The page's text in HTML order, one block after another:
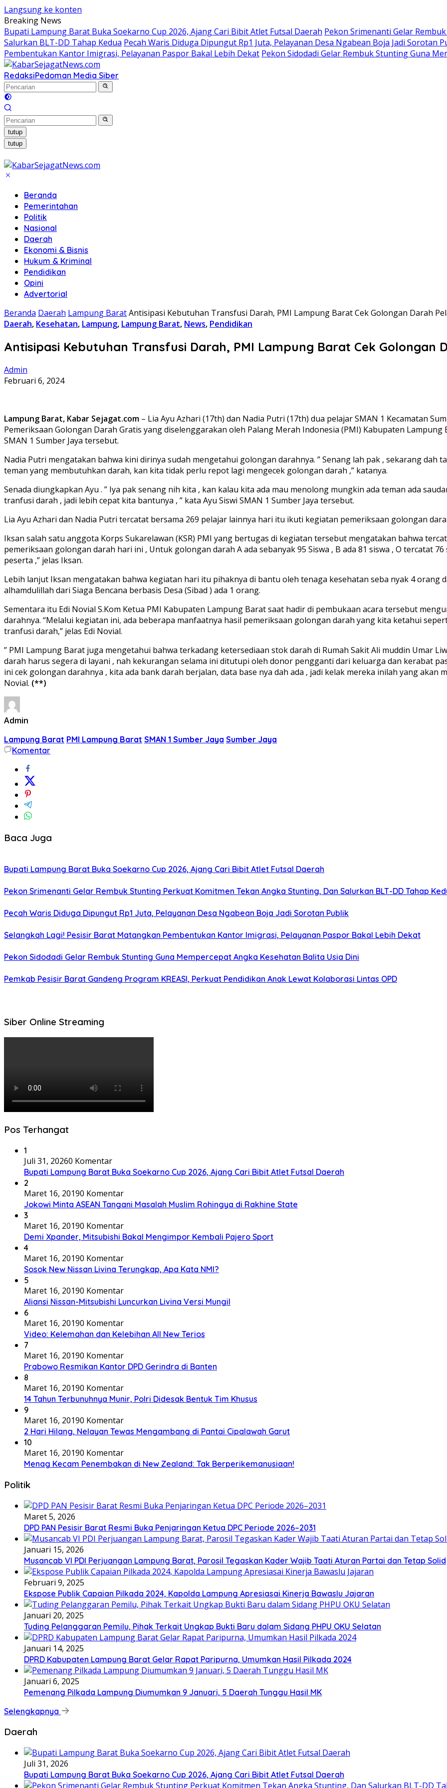
Langsung ke konten
Breaking News
Bupati Lampung Barat Buka Soekarno Cup 2026, Ajang Cari Bibit Atlet Futsal Daerah Pekon Srimenanti Gelar
Salurkan BLT-DD Tahap Kedua Pecah Waris Diduga Dipungut Rp1 Juta, Pelayanan Desa Ngabean Boja Jadi Sorotan
Pembentukan Kantor Imigrasi, Pelayanan Paspor Bakal Lebih Dekat Pekon Sidodadi Gelar Rembuk Stunting Guna
RedaksiPedoman Media Siber
tutup
tutup
Beranda
Pemerintahan
Politik
Nasional
Daerah
Ekonomi & Bisnis
Hukum & Kriminal
Pendidikan
Opini
Advertorial
Beranda Daerah Lampung BaratAntisipasi Kebutuhan Transfusi Darah, PMI Lampung Barat Cek Golongan Darah
Daerah, Kesehatan, Lampung, Lampung Barat, News, Pendidikan
Antisipasi Kebutuhan Transfusi Darah, PMI Lampung Barat Cek Golongan
Admin
Februari 6, 2024
Lampung Barat, Kabar Sejagat.com – Lia Ayu Azhari (17th) dan Nadia Putri (17th) dua pelajar SMAN 1 Kecamatan
Pemeriksaan Golongan Darah Gratis yang diselenggarakan oleh Palang Merah Indonesia (PMI) Kabupaten
SMAN 1 Sumber Jaya tersebut.
Nadia Putri mengatakan bahwa kini dirinya sudah mengetahui golongan darahnya. ” Senang lah pak , sekarang dah
teman yang membutuhkan darah, kan kita tidak perlu repot lagi mengecek golongan darah ,” katanya.
Senada diungkapkan Ayu . ” Iya pak senang nih kita , kan kalau kita ada mau menolong mungkin ada teman ada
tranfusi darah , jadi lebih cepat kita bantunya , ” kata Ayu Siswi SMAN 1 Sumber Jaya tersebut.
Lia Ayu Azhari dan Nadia Putri tercatat bersama 269 pelajar lainnya hari itu ikuti kegiatan pemeriksaan golongan
Iksan salah satu anggota Korps Sukarelawan (KSR) PMI yang bertugas di kegiatan tersebut mengatakan bahwa
pemeriksaan golongan darah hari ini , Untuk golongan darah A ada sebanyak 95 Siswa , B ada 81 siswa , O tercatat
peserta ,” jelas Iksan.
Lebih lanjut Iksan mengatakan bahwa kegiatan hari itu pihaknya di bantu oleh tenaga kesehatan seba nyak 4 orang
alhamdulillah dari Siaga Bencana berbasis Desa (Sibad ) ada 1 orang.
Sementara itu Edi Novial S.Kom Ketua PMI Kabupaten Lampung Barat saat hadir di pembukaan acara tersebut
darahnya. “Melalui kegiatan ini, ada beberapa manfaatnya hasil pemeriksaan golongan darah yang kita ketahui
tranfusi darah,” jelas Edi Novial.
” PMI Lampung Barat juga mengetahui bahwa terkadang ketersediaan stok darah di Rumah Sakit Ali muddin Umar
darah harus segera di layani , nah kekurangan selama ini ditutupi oleh donor pengganti dari keluarga dan kerabat
ini cek golongan darahnya , kita ada bank darah berjalan, data base nya dah ada , jadi kelak mereka inilah yang akan
Novial. (**)
Admin
Lampung Barat PMI Lampung Barat SMAN 1 Sumber Jaya Sumber Jaya
Komentar
Baca Juga
Bupati Lampung Barat Buka Soekarno Cup 2026, Ajang Cari Bibit Atlet Futsal Daerah
Pekon Srimenanti Gelar Rembuk Stunting Perkuat Komitmen Tekan Angka Stunting, Dan Salurkan BLT-DD Tahap
Pecah Waris Diduga Dipungut Rp1 Juta, Pelayanan Desa Ngabean Boja Jadi Sorotan Publik
Selangkah Lagi! Pesisir Barat Matangkan Pembentukan Kantor Imigrasi, Pelayanan Paspor Bakal Lebih Dekat
Pekon Sidodadi Gelar Rembuk Stunting Guna Mempercepat Angka Kesehatan Balita Usia Dini
Pemkab Pesisir Barat Gandeng Program KREASI, Perkuat Pendidikan Anak Lewat Kolaborasi Lintas OPD
Siber Online Streaming
Pos Terhangat
1
Juli 31, 20260 Komentar
Bupati Lampung Barat Buka Soekarno Cup 2026, Ajang Cari Bibit Atlet Futsal Daerah
2
Maret 16, 20190 Komentar
Jokowi Minta ASEAN Tangani Masalah Muslim Rohingya di Rakhine State
3
Maret 16, 20190 Komentar
Demi Xpander, Mitsubishi Bakal Mengimpor Kembali Pajero Sport
4
Maret 16, 20190 Komentar
Sosok New Nissan Livina Terungkap, Apa Kata NMI?
5
Maret 16, 20190 Komentar
Aliansi Nissan-Mitsubishi Luncurkan Livina Versi Mungil
6
Maret 16, 20190 Komentar
Video: Kelemahan dan Kelebihan All New Terios
7
Maret 16, 20190 Komentar
Prabowo Resmikan Kantor DPD Gerindra di Banten
8
Maret 16, 20190 Komentar
14 Tahun Terbunuhnya Munir, Polri Didesak Bentuk Tim Khusus
9
Maret 16, 20190 Komentar
2 Hari Hilang, Nelayan Tewas Mengambang di Pantai Cipalawah Garut
10
Maret 16, 20190 Komentar
Menag Kecam Penembakan di New Zealand: Tak Berperikemanusiaan!
Politik
Maret 5, 2026
DPD PAN Pesisir Barat Resmi Buka Penjaringan Ketua DPC Periode 2026–2031
Januari 15, 2026
Musancab VI PDI Perjuangan Lampung Barat, Parosil Tegaskan Kader Wajib Taati Aturan Partai dan Tetap Solid
Februari 9, 2025
Ekspose Publik Capaian Pilkada 2024, Kapolda Lampung Apresiasai Kinerja Bawaslu Jajaran
Januari 20, 2025
Tuding Pelanggaran Pemilu, Pihak Terkait Ungkap Bukti Baru dalam Sidang PHPU OKU Selatan
Januari 14, 2025
DPRD Kabupaten Lampung Barat Gelar Rapat Paripurna, Umumkan Hasil Pilkada 2024
Januari 6, 2025
Pemenang Pilkada Lampung Diumumkan 9 Januari, 5 Daerah Tunggu Hasil MK
Selengkapnya
Daerah
Juli 31, 2026
Bupati Lampung Barat Buka Soekarno Cup 2026, Ajang Cari Bibit Atlet Futsal Daerah